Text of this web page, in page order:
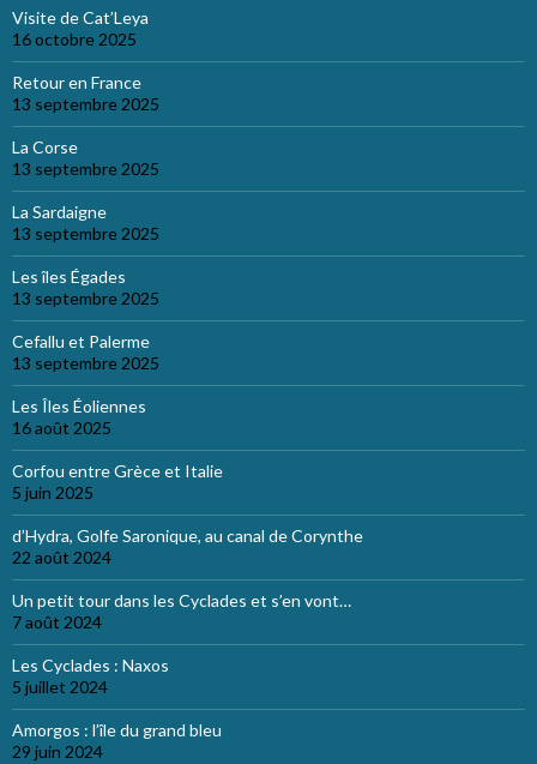
Visite de Cat’Leya
16 octobre 2025
Retour en France
13 septembre 2025
La Corse
13 septembre 2025
La Sardaigne
13 septembre 2025
Les îles Égades
13 septembre 2025
Cefallu et Palerme
13 septembre 2025
Les Îles Éoliennes
16 août 2025
Corfou entre Grèce et Italie
5 juin 2025
d’Hydra, Golfe Saronique, au canal de Corynthe
22 août 2024
Un petit tour dans les Cyclades et s’en vont…
7 août 2024
Les Cyclades : Naxos
5 juillet 2024
Amorgos : l’île du grand bleu
29 juin 2024